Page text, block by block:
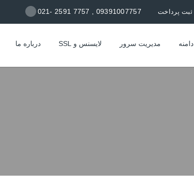
09391007757 , 7757 2591 -021 ثبت پرداخت
دامنه مدیریت سرور لایسنس و SSL درباره ما